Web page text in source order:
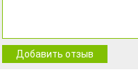
Добавить отзыв